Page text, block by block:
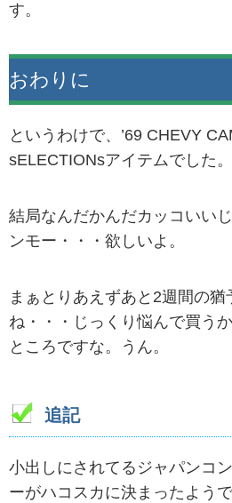
す。
おわりに
というわけで、’69 CHEVY
sELECTIONsアイテムでした。
結局なんだかんだカッコいいじ
ンモー・・・欲しいよ。
まぁとりあえずあと2週間の
ね・・・じっくり悩んで買う
ところですな。うん。
追記
小出しにされてるジャパンコ
ーがハコスカに決まったようで